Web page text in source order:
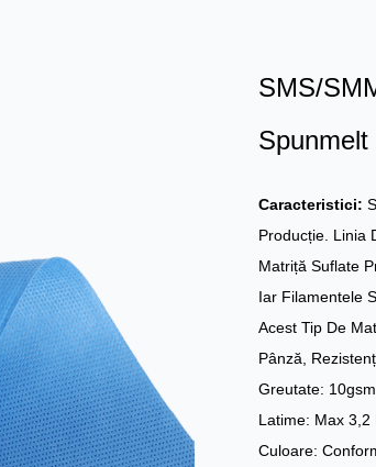
SMS/
Spunmelt
Caracteristici:
Producție. Linia
Matriță Suflate
Iar Filamentele
Acest Tip De
Pânză,
Greutate:
Latime: Max 3,2
Culoare: